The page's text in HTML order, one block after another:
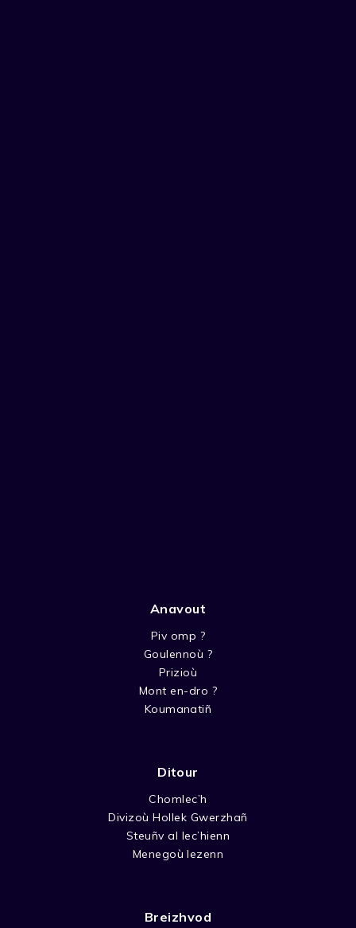
Anavout
Piv omp ?
Goulennoù ?
Prizioù
Mont en-dro ?
Koumanatiñ
Ditour
Chomlec’h
Divizoù Hollek Gwerzhañ
Steuñv al lec’hienn
Menegoù lezenn
Breizhvod